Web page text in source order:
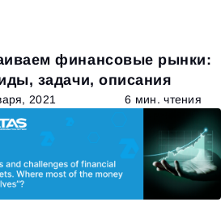
финансовые рынки:
задачи, описания
2021 6 мин. чтения